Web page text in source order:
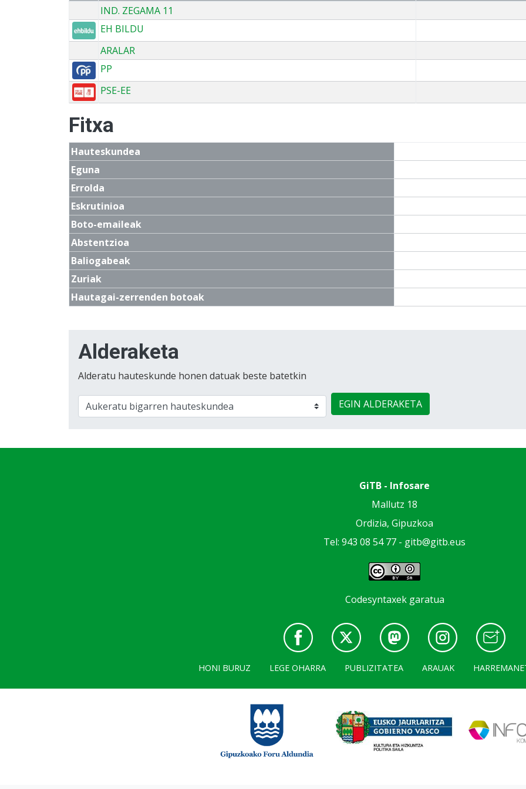
IND. ZEGAMA 11
EH BILDU
ARALAR
PP
PSE-EE
Fitxa
Hauteskundea
Eguna
Errolda
Eskrutinioa
Boto-emaileak
Abstentzioa
Baliogabeak
Zuriak
Hautagai-zerrenden botoak
Alderaketa
Alderatu hauteskunde honen datuak beste batetkin
EGIN ALDERAKETA
GiTB - Infosare
Mallutz 18
Ordizia, Gipuzkoa
Tel: 943 08 54 77 - gitb@gitb.eus
Codesyntaxek garatua
HONI BURUZ LEGE OHARRA PUBLIZITATEA ARAUAK